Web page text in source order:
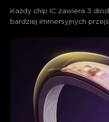
Każdy chip IC zawiera 3
bardziej immersyjnych